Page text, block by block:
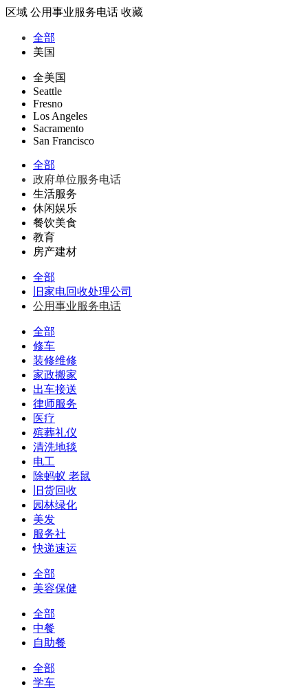
区域 公用事业服务电话 收藏
全部
美国
全美国
Seattle
Fresno
Los Angeles
Sacramento
San Francisco
全部
政府单位服务电话
生活服务
休闲娱乐
餐饮美食
教育
房产建材
全部
旧家电回收处理公司
公用事业服务电话
全部
修车
装修维修
家政搬家
出车接送
律师服务
医疗
殡葬礼仪
清洗地毯
电工
除蚂蚁 老鼠
旧货回收
园林绿化
美发
服务社
快递速运
全部
美容保健
全部
中餐
自助餐
全部
学车